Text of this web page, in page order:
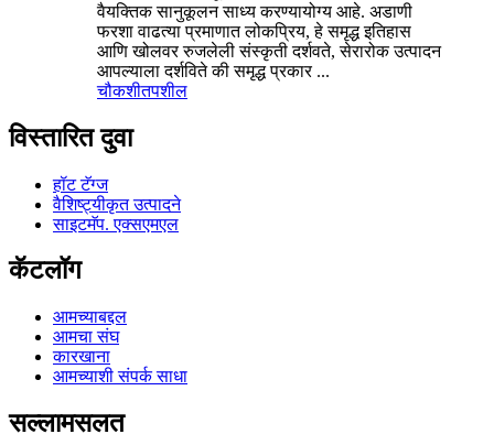
वैयक्तिक सानुकूलन साध्य करण्यायोग्य आहे. अडाणी
फरशा वाढत्या प्रमाणात लोकप्रिय, हे समृद्ध इतिहास
आणि खोलवर रुजलेली संस्कृती दर्शवते, सेरारोक उत्पादन
आपल्याला दर्शविते की समृद्ध प्रकार ...
चौकशीतपशील
विस्तारित दुवा
हॉट टॅग्ज
वैशिष्ट्यीकृत उत्पादने
साइटमॅप. एक्सएमएल
कॅटलॉग
आमच्याबद्दल
आमचा संघ
कारखाना
आमच्याशी संपर्क साधा
सल्लामसलत